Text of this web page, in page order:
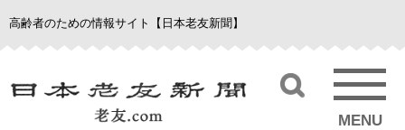
高齢者のための情報サイト【日本老友新聞】
MENU